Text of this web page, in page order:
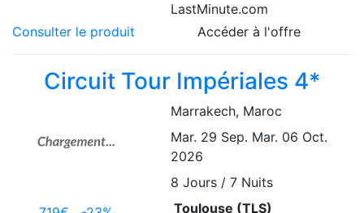
LastMinute.com
Consulter le produit
Accéder à l'offre
Circuit Tour Impériales 4*
Marrakech, Maroc
Mar. 29 Sep. Mar. 06 Oct.
2026
8 Jours / 7 Nuits
Toulouse (TLS)